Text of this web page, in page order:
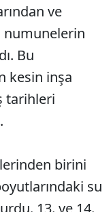
ve
numunelerin
Bu
kesin inşa
tarihleri
birini
su
13. ve 14.